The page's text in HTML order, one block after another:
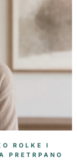
ROLKE I
PRETRPANO